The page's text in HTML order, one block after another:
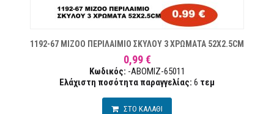
1192-67 MIZOO ΠΕΡΙΛΑΙΜΙΟ ΣΚΥΛΟΥ 3 ΧΡΩΜΑΤΑ 52X2.5CM
0,99 €
Κωδικός: -ABOMIZ-65011
Ελάχιστη ποσότητα παραγγελίας: 6 τεμ
ΣΤΟ ΚΑΛΑΘΙ